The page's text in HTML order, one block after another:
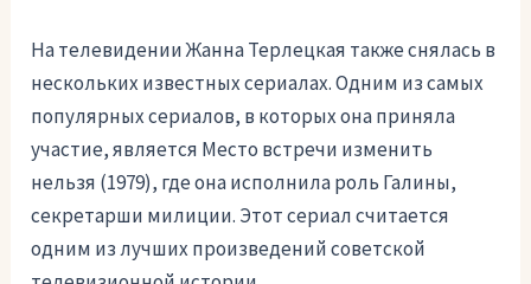
На телевидении Жанна Терлецкая также снялась в
нескольких известных сериалах. Одним из самых
популярных сериалов, в которых она приняла
участие, является Место встречи изменить
нельзя (1979), где она исполнила роль Галины,
секретарши милиции. Этот сериал считается
одним из лучших произведений советской